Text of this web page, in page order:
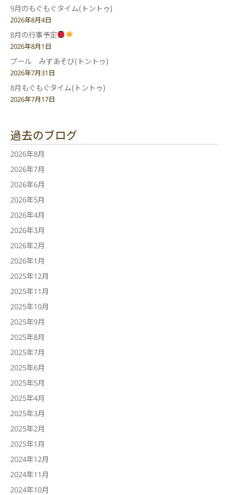
9月のもぐもぐタイム(トントゥ)
2026年8月4日
8月の行事予定
2026年8月1日
プール みずあそび(トントゥ)
2026年7月31日
8月もぐもぐタイム(トントゥ)
2026年7月17日
過去のブログ
2026年8月
2026年7月
2026年6月
2026年5月
2026年4月
2026年3月
2026年2月
2026年1月
2025年12月
2025年11月
2025年10月
2025年9月
2025年8月
2025年7月
2025年6月
2025年5月
2025年4月
2025年3月
2025年2月
2025年1月
2024年12月
2024年11月
2024年10月